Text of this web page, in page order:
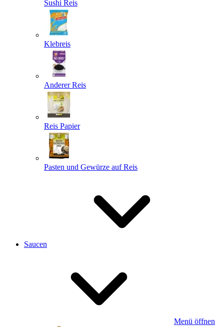
Sushi Reis
Klebreis
Anderer Reis
Reis Papier
Pasten und Gewürze auf Reis
Saucen
Menü öffnen